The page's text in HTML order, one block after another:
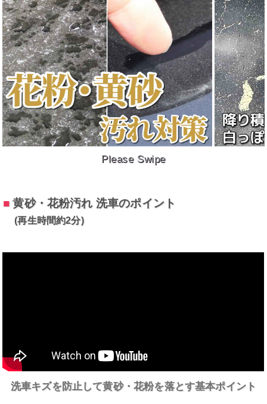
Please Swipe
■ 黄砂・花粉汚れ 洗車のポイント
(再生時間約2分)
洗車キズを防止して黄砂・花粉を落とす基本ポイント